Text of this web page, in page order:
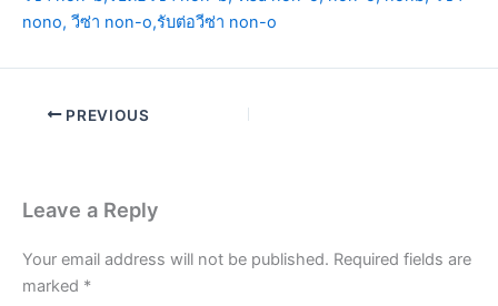
PREVIOUS
Leave a Reply
Your email address will not be published. Required fields are
marked *